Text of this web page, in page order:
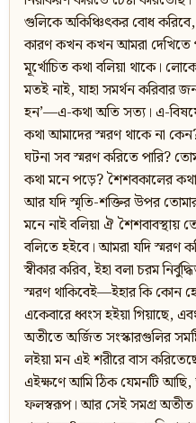
গুলিকে অকিঞ্চিৎকর বোধ
কারণ কখন কখন আমরা দেখিতে
মূর্খোচিত কথা বলিয়া থাকে।
মতই নাই, যাহা সমর্থন করিবার
হন’—এ-কথা অতি সত্য। এ-
কথা আমাদের স্মরণ থাকে না
ঘটনা সব স্মরণ করিতে পারি?
কথা মনে পড়ে? শৈশবকালের
আর যদি স্মৃতি-শক্তির উপর
মনে নাই বলিয়া ঐ শৈশবাবস্থায়
বলিতে হইবে। আমরা যদি স্মরণ
স্বীকার করিব, ইহা বলা চরম
স্মরণ থাকিবেই—ইহার কি কোন
একেবারে ধ্বংস হইয়া গিয়াছে,
অতীতে অর্জিত সংস্কারগুলির
লইয়া মন এই শরীরে বাস
এইক্ষণে আমি ঠিক যেমনটি
ফলস্বরূপ। আর সেই সমগ্র অতীত